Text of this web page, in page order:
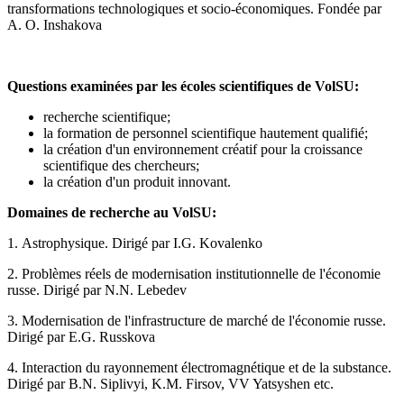
transformations technologiques et socio-économiques. Fondée par
A. O. Inshakova
Questions examinées par les écoles scientifiques de VolSU:
recherche scientifique;
la formation de personnel scientifique hautement qualifié;
la création d'un environnement créatif pour la croissance
scientifique des chercheurs;
la création d'un produit innovant.
Domaines de recherche au VolSU:
1. Astrophysique. Dirigé par I.G. Kovalenko
2. Problèmes réels de modernisation institutionnelle de l'économie
russe. Dirigé par N.N. Lebedev
3. Modernisation de l'infrastructure de marché de l'économie russe.
Dirigé par E.G. Russkova
4. Interaction du rayonnement électromagnétique et de la substance.
Dirigé par B.N. Siplivyi, K.M. Firsov, VV Yatsyshen etc.